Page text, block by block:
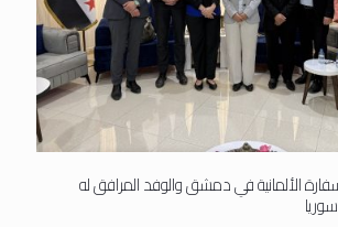
الألمانية في دمشق والوفد المرافق له